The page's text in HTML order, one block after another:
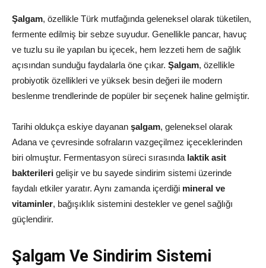
Şalgam, özellikle Türk mutfağında geleneksel olarak tüketilen,
fermente edilmiş bir sebze suyudur. Genellikle pancar, havuç
ve tuzlu su ile yapılan bu içecek, hem lezzeti hem de sağlık
açısından sunduğu faydalarla öne çıkar. Şalgam, özellikle
probiyotik özellikleri ve yüksek besin değeri ile modern
beslenme trendlerinde de popüler bir seçenek haline gelmiştir.
Tarihi oldukça eskiye dayanan şalgam, geleneksel olarak
Adana ve çevresinde sofraların vazgeçilmez içeceklerinden
biri olmuştur. Fermentasyon süreci sırasında laktik asit
bakterileri gelişir ve bu sayede sindirim sistemi üzerinde
faydalı etkiler yaratır. Aynı zamanda içerdiği mineral ve
vitaminler, bağışıklık sistemini destekler ve genel sağlığı
güçlendirir.
Şalgam Ve Sindirim Sistemi